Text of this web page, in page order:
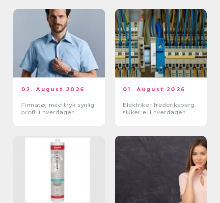
02. August 2026
Firmatøj med tryk synlig
profil i hverdagen
01. August 2026
Elektriker frederiksberg:
sikker el i hverdagen